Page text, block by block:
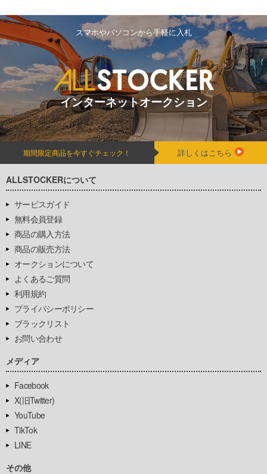
スマホやパソコンから手軽に入札
インターネットオークション
期間限定商品を今すぐチェック！ 詳しくはこちら
ALLSTOCKERについて
サービスガイド
無料会員登録
商品の購入方法
商品の販売方法
オークションについて
よくあるご質問
利用規約
プライバシーポリシー
ブラックリスト
お問い合わせ
メディア
Facebook
X(旧Twitter)
YouTube
TikTok
LINE
その他